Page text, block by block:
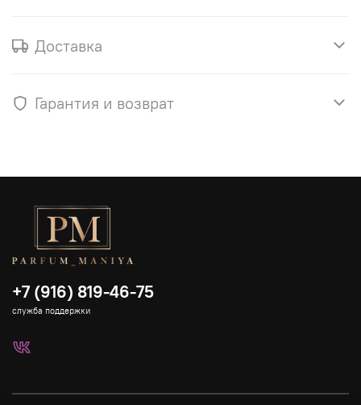
Доставка
Гарантия и возврат
+7 (916) 819-46-75
служба поддержки